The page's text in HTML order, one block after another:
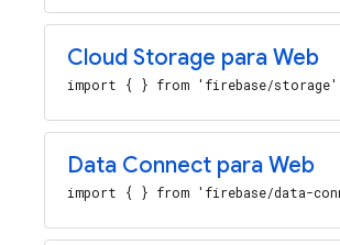
Cloud Storage para Web
import { } from 'firebase/
Data Connect para Web
import { } from 'firebase/data-